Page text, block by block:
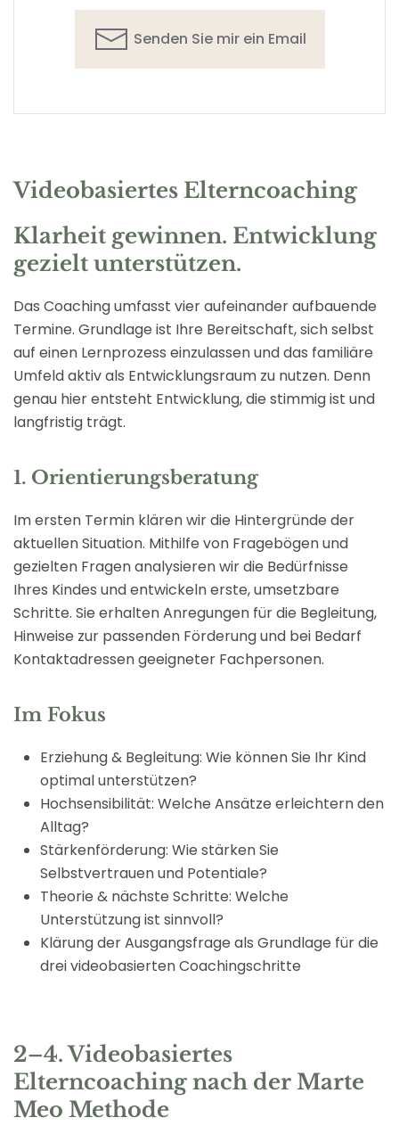
Senden Sie mir ein Email
Videobasiertes Elterncoaching
Klarheit gewinnen. Entwicklung
gezielt unterstützen.
Das Coaching umfasst vier aufeinander aufbauende
Termine. Grundlage ist Ihre Bereitschaft, sich selbst
auf einen Lernprozess einzulassen und das familiäre
Umfeld aktiv als Entwicklungsraum zu nutzen. Denn
genau hier entsteht Entwicklung, die stimmig ist und
langfristig trägt.
1. Orientierungsberatung
Im ersten Termin klären wir die Hintergründe der
aktuellen Situation. Mithilfe von Fragebögen und
gezielten Fragen analysieren wir die Bedürfnisse
Ihres Kindes und entwickeln erste, umsetzbare
Schritte. Sie erhalten Anregungen für die Begleitung,
Hinweise zur passenden Förderung und bei Bedarf
Kontaktadressen geeigneter Fachpersonen.
Im Fokus
Erziehung & Begleitung: Wie können Sie Ihr Kind
optimal unterstützen?
Hochsensibilität: Welche Ansätze erleichtern den
Alltag?
Stärkenförderung: Wie stärken Sie
Selbstvertrauen und Potentiale?
Theorie & nächste Schritte: Welche
Unterstützung ist sinnvoll?
Klärung der Ausgangsfrage als Grundlage für die
drei videobasierten Coachingschritte
2–4. Videobasiertes
Elterncoaching nach der Marte
Meo Methode